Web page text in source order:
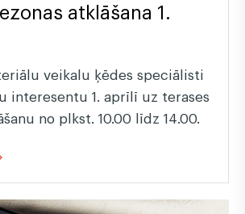
atklāšana 1.
veikalu ķēdes speciālisti
interesentu 1. aprīlī uz terases
no plkst. 10.00 līdz 14.00.